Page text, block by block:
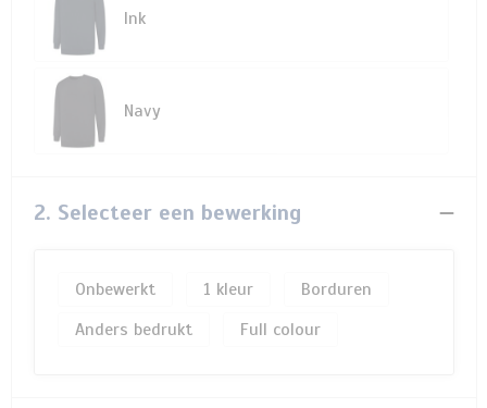
Ink
Navy
2. Selecteer een bewerking
Onbewerkt 1
Borduren
Anders bedrukt
Full colour